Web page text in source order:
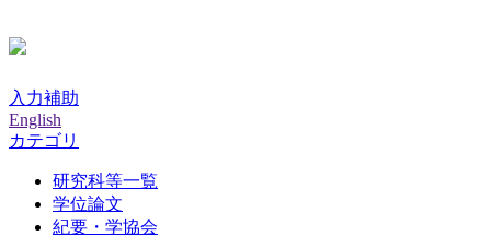
入力補助
English
カテゴリ
研究科等一覧
学位論文
紀要・学協会